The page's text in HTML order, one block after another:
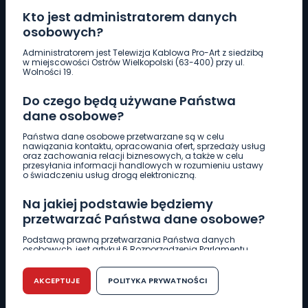
Kto jest administratorem danych
osobowych?
Administratorem jest Telewizja Kablowa Pro-Art z siedzibą
w miejscowości Ostrów Wielkopolski (63-400) przy ul.
Wolności 19.
Do czego będą używane Państwa
dane osobowe?
Państwa dane osobowe przetwarzane są w celu
nawiązania kontaktu, opracowania ofert, sprzedaży usług
oraz zachowania relacji biznesowych, a także w celu
przesyłania informacji handlowych w rozumieniu ustawy
o świadczeniu usług drogą elektroniczną.
Na jakiej podstawie będziemy
przetwarzać Państwa dane osobowe?
Podstawą prawną przetwarzania Państwa danych
osobowych, jest artykuł 6 Rozporządzenia Parlamentu
r. w sprawie ochrony osób fizycznych w związku z
przetwarzaniem danych osobowych w sprawie
swobodnego przepływu takich danych oraz uchylenia
dyrektywy 95/46/WE (RODO).
AKCEPTUJE POLITYKA PRYWATNOŚCI
Pobierz logotyp
661 997 997
REDAKCJA
62 735 22 22redakcja@wlkp24.info
DZIAŁ REKLAMY
62 735 01 85 reklama@wlkp24.info
WIADOMOŚCI
CIEKAWOSTKI